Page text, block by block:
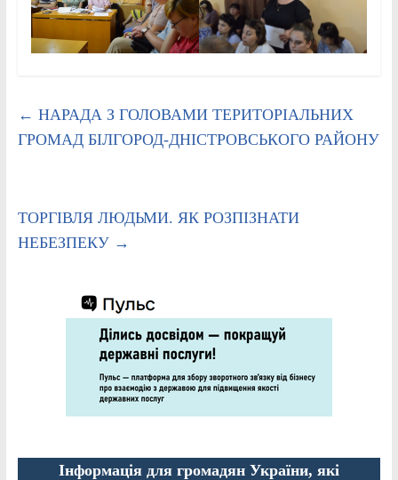
← НАРАДА З ГОЛОВАМИ ТЕРИТОРІАЛЬНИХ
ГРОМАД БІЛГОРОД-ДНІСТРОВСЬКОГО РАЙОНУ
ТОРГІВЛЯ ЛЮДЬМИ. ЯК РОЗПІЗНАТИ
НЕБЕЗПЕКУ →
Інформація для громадян України, які